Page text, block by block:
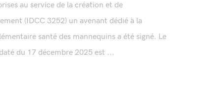
au service de la création et de
(IDCC 3252) un avenant dédié à la
santé des mannequins a été signé. Le
du 17 décembre 2025 est ...